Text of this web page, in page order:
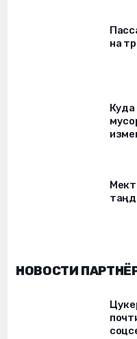
на
НОВОСТИ